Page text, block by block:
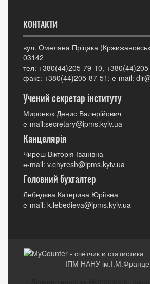
КОНТАКТИ
вул. Омеляна Пріцака
03142
тел: +380(44)205-79-10,
факс: +380(44)205-87-51; е-mail:
Учений секретар інституту
Миронюк Денис Валерійович
е-mail:secretary@ipms.kyiv.ua
Канцелярія
Чиреш Вікторія Іванівна
е-mail: v.chyresh@ipms.kyiv.ua
Головний бухгалтер
Лебедєва Катерина Юріївна
е-mail: k.lebedieva@ipms.kyiv.ua
ІПМ НАНУ